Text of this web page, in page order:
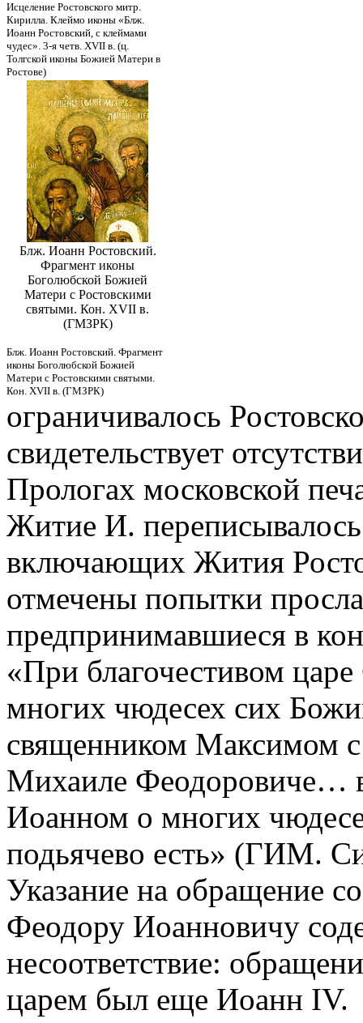
Исцеление Ростовского митр.
Кирилла. Клеймо иконы «Блж.
Иоанн Ростовский, с клеймами
чудес». 3-я четв. XVII в. (ц.
Толгской иконы Божией Матери в
Ростове)
Блж. Иоанн Ростовский.
Фрагмент иконы
Боголюбской Божией
Матери с Ростовскими
святыми. Кон. XVII в.
(ГМЗРК)
Блж. Иоанн Ростовский. Фрагмент
иконы Боголюбской Божией
Матери с Ростовскими святыми.
Кон. XVII в. (ГМЗРК)
ограничивалось
свидетельствует
Прологах московской
Житие И. переписывалось
включающих Жития
отмечены попытки
предпринимавшиеся в
«При благочестивом
многих чюдесех сих
священником Максимом
Михаиле Феодоровиче…
Иоанном о многих
подьячево есть» (ГИМ.
Указание на обращение
Феодору Иоанновичу
несоответствие:
царем был еще Иоанн IV.